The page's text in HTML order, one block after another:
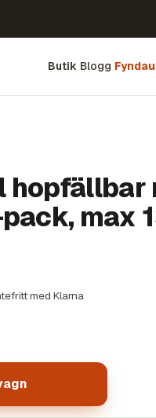
Butik Blogg
hopfällbar
max
med Klarna